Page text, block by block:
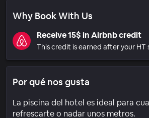
Why Book With Us
Receive 15$ in Airbnb credit
This credit is earned after your HT
Por qué nos gusta
La piscina del hotel es ideal para
refrescarte o nadar unos metros.